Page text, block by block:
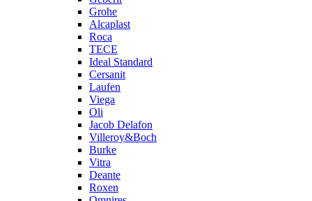
Grohe
Alcaplast
Roca
TECE
Ideal Standard
Cersanit
Laufen
Viega
Oli
Jacob Delafon
Villeroy&Boch
Burke
Vitra
Deante
Roxen